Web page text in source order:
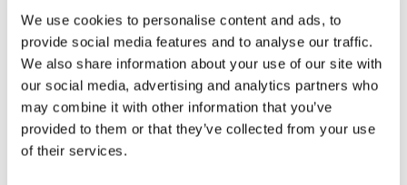
We use cookies to personalise content and ads, to
provide social media features and to analyse our traffic.
We also share information about your use of our site with
our social media, advertising and analytics partners who
may combine it with other information that you’ve
provided to them or that they’ve collected from your use
of their services.
un’azione tesa, piuttosto, ad ottenere la
condanna della stessa all’adempimento delle
obbligazioni assunte.
Nella speranza di avere esaurientemente
risposto al quesito proposto, invio cordiali